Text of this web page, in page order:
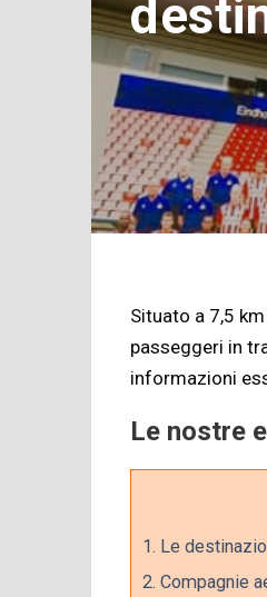
Situato a 7,5
passeggeri in
informazioni
Le nostre
1. Le
2. Compagnie